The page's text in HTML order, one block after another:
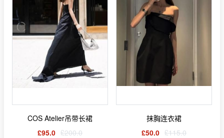
COS Atelier吊带长裙
£95.0 £200.0
抹胸连衣裙
£50.0 £115.0